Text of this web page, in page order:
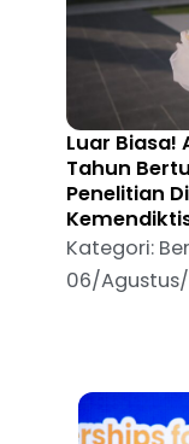
Luar Biasa!
Tahun
Penelitian
Kategori:
06/